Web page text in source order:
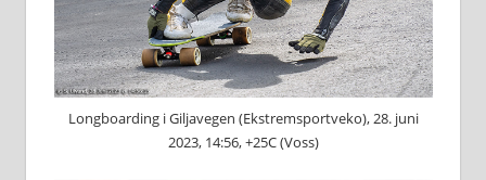
Longboarding i Giljavegen (Ekstremsportveko), 28. juni
2023, 14:56, +25C (Voss)